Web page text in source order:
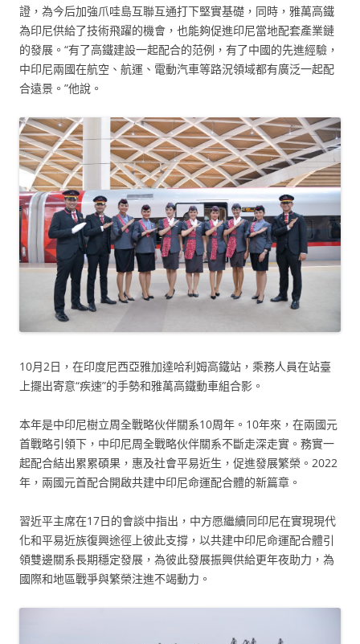
證，為今后加強爪哇島互聯互通打下堅實基礎，同時，雅萬高鐵
為印尼供給了技術飛躍的機會，也能夠促進印尼當地配套產業鏈
的發展。“有了高鐵建設一起配合的范例，有了中國的先進經驗，
中印尼兩國在航空、航運、電動汽車等路況領域都有廣泛一起配
合遠景。”他說。
10月2日，在印度尼西亞雅加達哈利姆高鐵站，乘務人員在站臺
上擺出寄意“疾速”的手勢和雅萬高鐵動車組合影。
本年是中印尼樹立周全戰略伙伴關系10周年。10年來，在兩國元
首戰略引領下，中印尼周全戰略伙伴關系不斷走深走實。務實一
起配合結出累累碩果，惠及社會平易近生，促進發展繁榮。2022
年，兩國元首配合開啟共建中印尼命運配合體的新篇章。
習近平主席在17日的會談中指出，中方愿繼續同印尼在實現現代
化和平易近族復興途徑上彼此支撐，以共建中印尼命運配合體引
領雙邊關系長期穩定發展，為彼此發展振興供給更年夜助力，為
國際和地區戰爭與繁榮注進不竭動力。